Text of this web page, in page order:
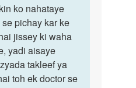
ko nahataye
pichay kar ke
jissey ki waha
yadi aisaye
takleef ya
toh ek doctor se